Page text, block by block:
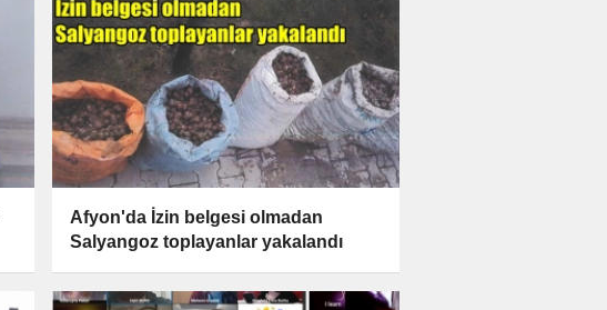
Afyon'da İzin belgesi olmadan
Salyangoz toplayanlar yakalandı